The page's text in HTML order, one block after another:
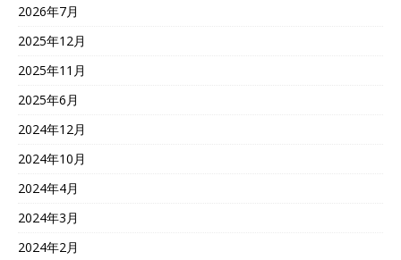
2026年7月
2025年12月
2025年11月
2025年6月
2024年12月
2024年10月
2024年4月
2024年3月
2024年2月